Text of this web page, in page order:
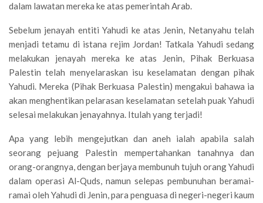
dalam lawatan mereka ke atas pemerintah Arab.
Sebelum jenayah entiti Yahudi ke atas Jenin, Netanyahu telah
menjadi tetamu di istana rejim Jordan! Tatkala Yahudi sedang
melakukan jenayah mereka ke atas Jenin, Pihak Berkuasa
Palestin telah menyelaraskan isu keselamatan dengan pihak
Yahudi. Mereka (Pihak Berkuasa Palestin) mengakui bahawa ia
akan menghentikan pelarasan keselamatan setelah puak Yahudi
selesai melakukan jenayahnya. Itulah yang terjadi!
Apa yang lebih mengejutkan dan aneh ialah apabila salah
seorang pejuang Palestin mempertahankan tanahnya dan
orang-orangnya, dengan berjaya membunuh tujuh orang Yahudi
dalam operasi Al-Quds, namun selepas pembunuhan beramai-
ramai oleh Yahudi di Jenin, para penguasa di negeri-negeri kaum